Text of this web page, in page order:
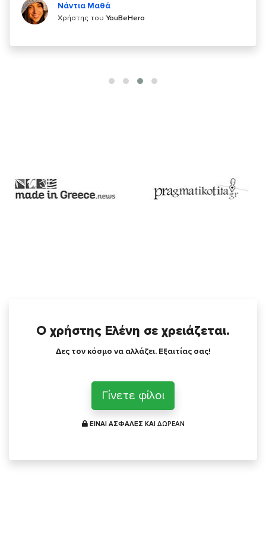
Χρήστης τουYouBeHero
Ο χρήστης Ελένη σε χρειάζεται.
Δες τον κόσμο να αλλάζει. Εξαιτίας σας!
Γίνετε φίλοι
ΕΙΝΑΙ ΑΣΦΑΛΕΣ ΚΑΙ ΔΩΡΕΑΝ